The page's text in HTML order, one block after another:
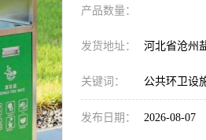
产品数量：
发货地址： 河北省沧州
关键词： 公共环卫设
发布日期： 2026-08-07